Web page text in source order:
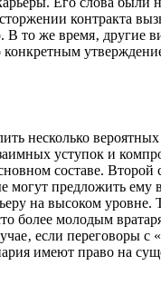
контракта
то же время‚ другие
несколько
уступок и
составе.
могут предложить
на высоком
более молодым
если переговоры
имеют право на